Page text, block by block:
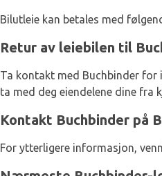
Bilutleie kan betales med
Retur av leiebilen til
Ta kontakt med Buchbinder for
ta med deg eiendelene dine
Kontakt Buchbinder på
For ytterligere informasjon,